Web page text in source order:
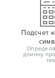
Подсчет
длинну